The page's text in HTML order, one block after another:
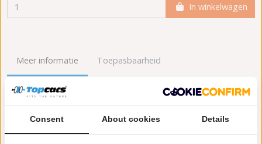
In winkelwagen
Meer informatie Toepasbaarheid
Origineel nummers
Garantie:2 jaar garantie
Materiaal:Keramiek
Consent About cookies Details